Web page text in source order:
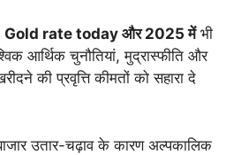
Gold rate today और 2025 मेंभी
आर्थिक चुनौतियां, मुद्रास्फीति और
की प्रवृत्ति कीमतों को सहारा दे
उतार-चढ़ाव के कारण अल्पकालिक